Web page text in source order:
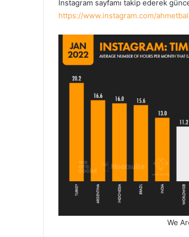
Instagram sayfamı takip ederek
https://www.instagram.com/
We